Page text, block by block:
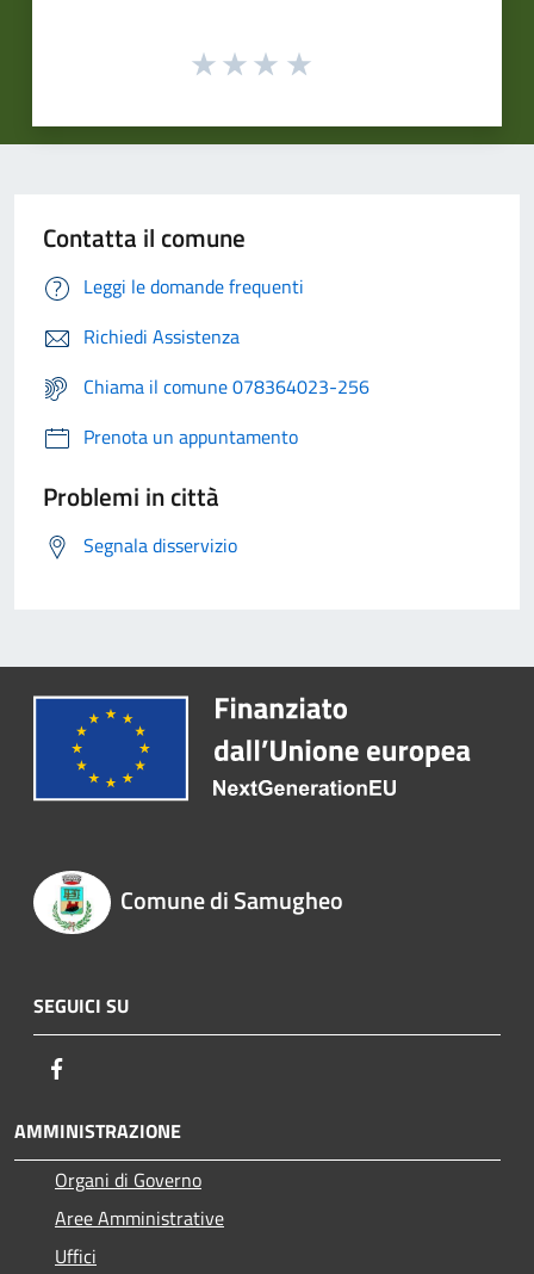
Contatta il comune
Leggi le domande frequenti
Richiedi Assistenza
Chiama il comune 078364023-256
Prenota un appuntamento
Problemi in città
Segnala disservizio
Comune di Samugheo
SEGUICI SU
AMMINISTRAZIONE
Organi di Governo
Aree Amministrative
Uffici